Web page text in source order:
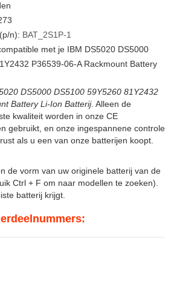
n): BAT_2S1P-1
met je IBM DS5020 DS5000
P36539-06-A Rackmount Battery
DS5000 DS5100 59Y5260 81Y2432
Battery Li-Ion Batterij. Alleen de
kwaliteit worden in onze CE
gebruikt, en onze ingespannene controle
als u een van onze batterijen koopt.
de vorm van uw originele batterij van de
Ctrl + F om naar modellen te zoeken).
batterij krijgt.